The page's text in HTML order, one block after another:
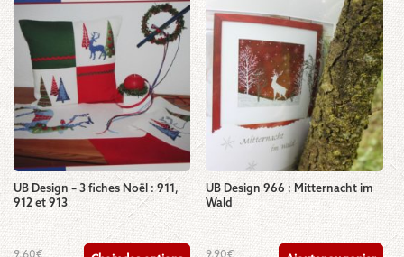
UB Design – 3 fiches Noël : 911,
912 et 913
Ce
UB Design 966 : Mitternacht im
Wald